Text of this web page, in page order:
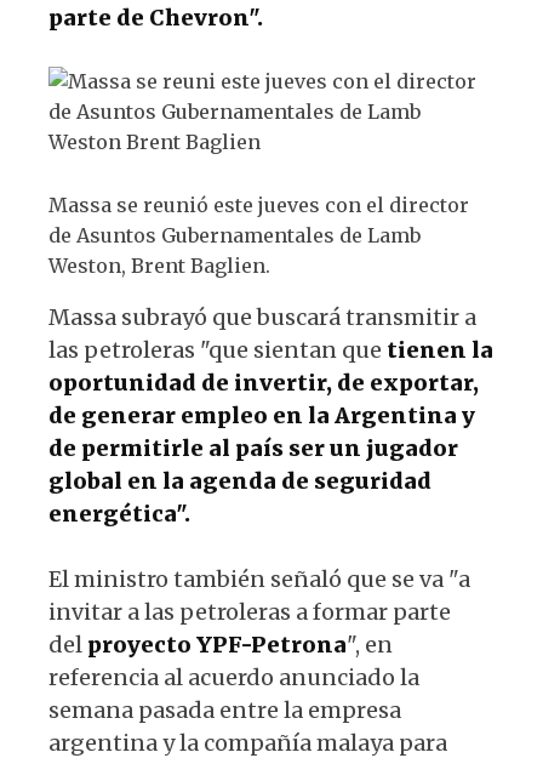
parte de Chevron".
Massa se reunió este jueves con el director
de Asuntos Gubernamentales de Lamb
Weston, Brent Baglien.
Massa subrayó que buscará transmitir a
las petroleras "que sientan que tienen la
oportunidad de invertir, de exportar,
de generar empleo en la Argentina y
de permitirle al país ser un jugador
global en la agenda de seguridad
energética".
El ministro también señaló que se va "a
invitar a las petroleras a formar parte
del proyecto YPF-Petrona", en
referencia al acuerdo anunciado la
semana pasada entre la empresa
argentina y la compañía malaya para